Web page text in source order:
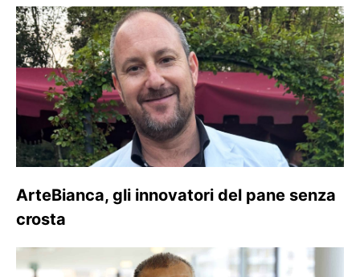
ArteBianca, gli innovatori del pane senza
crosta